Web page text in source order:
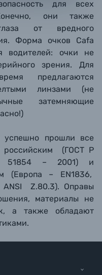
для всех
они также
от вредного
Форма очков Cafa
водителей: очки не
зрения. Для
предлагаются
линзами (не
затемняющие
успешно прошли все
российским (ГОСТ Р
51854 – 2001) и
(Европа – EN1836,
Z.80.3). Оправы
материалы не
а также обладают